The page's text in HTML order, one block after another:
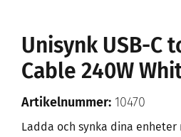
Unisynk USB-C
Cable 240W
Artikelnummer: 10470
Ladda och synka dina